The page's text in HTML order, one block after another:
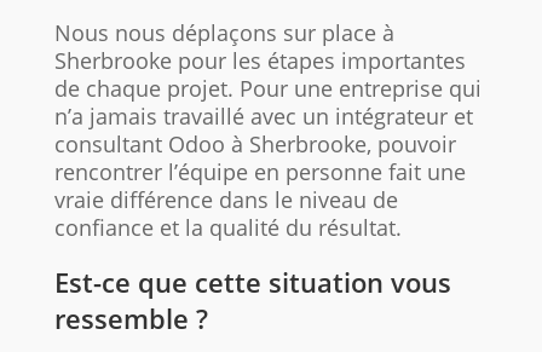
Nous nous déplaçons sur place à
Sherbrooke pour les étapes importantes
de chaque projet. Pour une entreprise qui
n’a jamais travaillé avec un intégrateur et
consultant Odoo à Sherbrooke, pouvoir
rencontrer l’équipe en personne fait une
vraie différence dans le niveau de
confiance et la qualité du résultat.
Est-ce que cette situation vous
ressemble ?